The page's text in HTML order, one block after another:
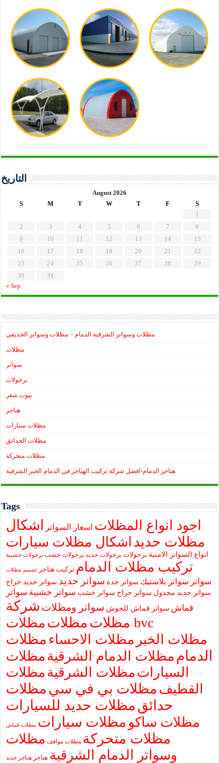
التاريخ
August 2026
S
M T W T F
S
1
2
3 4 5 6 7
8
9
10 11 12 13 14
15
16
17 18 19 20 21
22
23
24 25 26 27 28
29
30
31
« Sep
مظلات وسواتر الشرقية الدمام – مظلات وسواتر الحذيفي
مظلات
سواتر
برجولات
بيوت شعر
هناجر
مظلات سيارات
مظلات الحدائق
مظلات متحركة
هناجر الدمام-افضل شركة تركيب الهناجر في الدمام الخبر الشرقية
Tags
اجود انواع المظلات اسعار السواتر
اشكال
مظلات حديد اشكال مظلات سيارات
انواع السواتر الامنية برجولات برجولات حديد برجولات خشب برجولات خشبية
تركيب مظلات الدمام تركيب هناجر تصميم مظلات
سواتر سواتر بلاستيك سواتر جدة سواتر حديد سواتر حديد حراج
سواتر حديد مجدول سواتر حراج سواتر خشب سواتر خشبية سواتر
قماش سواتر قماش للحوش سواتر ومظلات شركة
مظلاتمظلات
مظلات bvc
مظلات الخبر مظلات الاحساء مظلات
الدمام مظلات الدمام الشرقية مظلات
السياراتمظلات الشرقية مظلات
القطيفمظلات بي في سيمظلات
حدائقمظلات حديد للسيارات
مظلات ساكو مظلات سيارات مظلات قماش
مظلات متحركة مظلات مواقف مظلات
وسواتر الدمام الشرقية هناجر هناجر حديد